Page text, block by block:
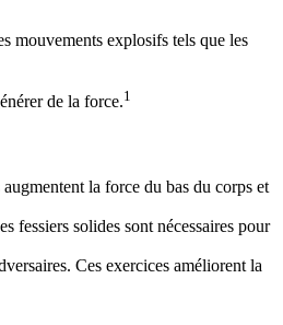
mouvements explosifs tels que les
de la force.1
la force du bas du corps et
fessiers solides sont nécessaires pour
Ces exercices améliorent la